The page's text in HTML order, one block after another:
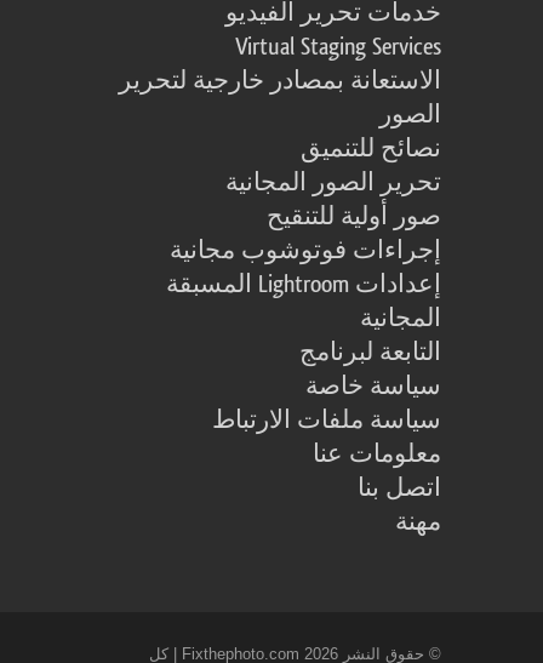
خدمات تحرير الفيديو
Virtual Staging Services
الاستعانة بمصادر خارجية لتحرير
الصور
نصائح للتنميق
تحرير الصور المجانية
صور أولية للتنقيح
إجراءات فوتوشوب مجانية
إعدادات Lightroom المسبقة
المجانية
التابعة لبرنامج
سياسة خاصة
سياسة ملفات الارتباط
معلومات عنا
اتصل بنا
مهنة
© حقوق النشر 2026 Fixthephoto.com | كل